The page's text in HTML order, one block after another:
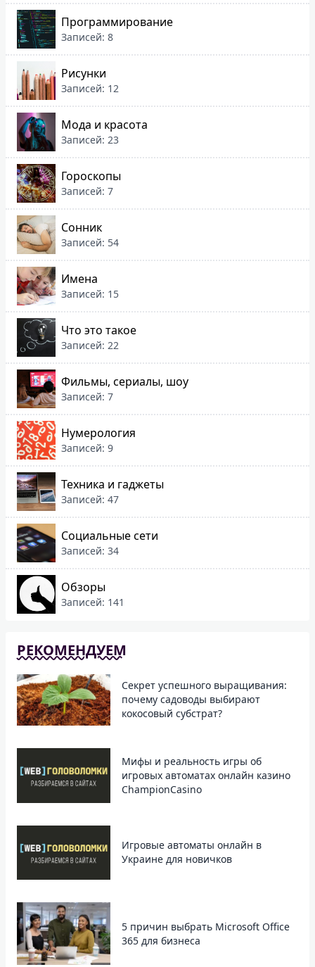
Программирование
Записей: 8
Рисунки
Записей: 12
Мода и красота
Записей: 23
Гороскопы
Записей: 7
Сонник
Записей: 54
Имена
Записей: 15
Что это такое
Записей: 22
Фильмы, сериалы, шоу
Записей: 7
Нумерология
Записей: 9
Техника и гаджеты
Записей: 47
Социальные сети
Записей: 34
Обзоры
Записей: 141
РЕКОМЕНДУЕМ
Секрет успешного выращивания:
почему садоводы выбирают
кокосовый субстрат?
Мифы и реальность игры об
игровых автоматах онлайн казино
ChampionCasino
Игровые автоматы онлайн в
Украине для новичков
5 причин выбрать Microsoft Office
365 для бизнеса